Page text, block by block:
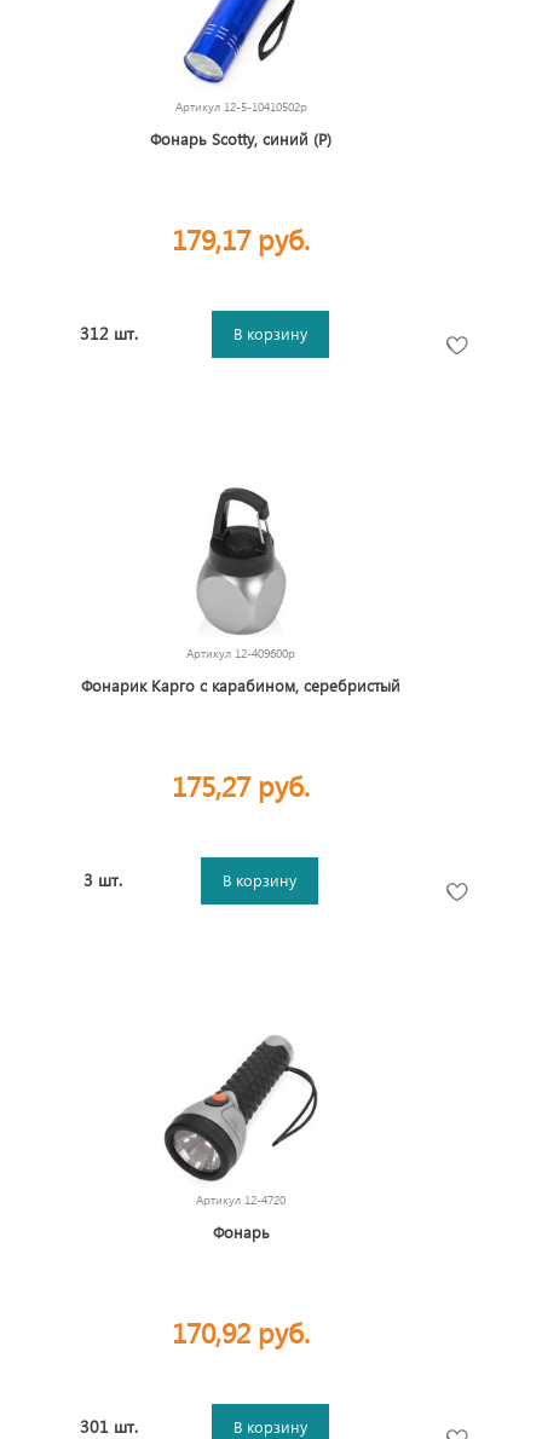
Артикул 12-5-10410502p
Фонарь Scotty, синий (P)
179,17 руб.
312 шт. В корзину
Артикул 12-409600p
Фонарик Карго с карабином, серебристый
175,27 руб.
3 шт. В корзину
Артикул 12-4720
Фонарь
170,92 руб.
301 шт. В корзину